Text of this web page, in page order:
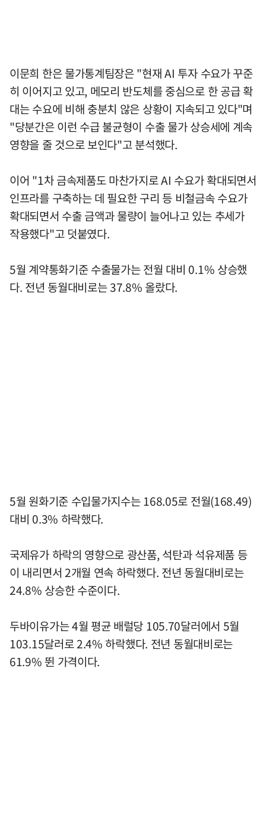
이문희 한은 물가통계팀장은 "현재 AI 투자 수요가 꾸준
히 이어지고 있고, 메모리 반도체를 중심으로 한 공급 확
대는 수요에 비해 충분치 않은 상황이 지속되고 있다"며
"당분간은 이런 수급 불균형이 수출 물가 상승세에 계속
영향을 줄 것으로 보인다"고 분석했다.
이어 "1차 금속제품도 마찬가지로 AI 수요가 확대되면서
인프라를 구축하는 데 필요한 구리 등 비철금속 수요가
확대되면서 수출 금액과 물량이 늘어나고 있는 추세가
작용했다"고 덧붙였다.
5월 계약통화기준 수출물가는 전월 대비 0.1% 상승했
다. 전년 동월대비로는 37.8% 올랐다.
5월 원화기준 수입물가지수는 168.05로 전월(168.49)
대비 0.3% 하락했다.
국제유가 하락의 영향으로 광산품, 석탄과 석유제품 등
이 내리면서 2개월 연속 하락했다. 전년 동월대비로는
24.8% 상승한 수준이다.
두바이유가는 4월 평균 배럴당 105.70달러에서 5월
103.15달러로 2.4% 하락했다. 전년 동월대비로는
61.9% 뛴 가격이다.